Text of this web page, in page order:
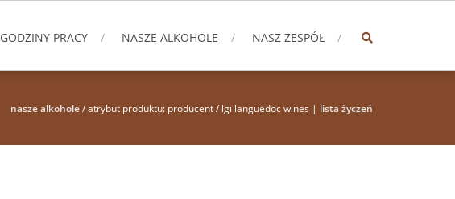
GODZINY PRACY NASZE ALKOHOLE NASZ ZESPÓŁ
nasze alkohole/ atrybut produktu: producent / lgi languedoc wines | lista życzeń